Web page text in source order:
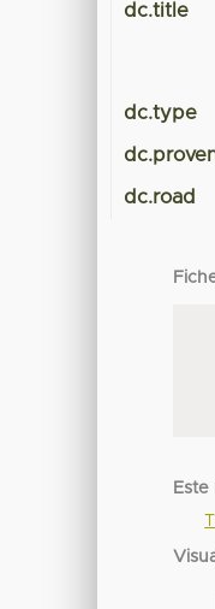
dc.title
dc.type
dc.road